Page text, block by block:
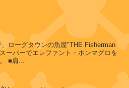
ーパーでエレファント・ホンマグロを
売っており，サンジが買った。 ■肩...